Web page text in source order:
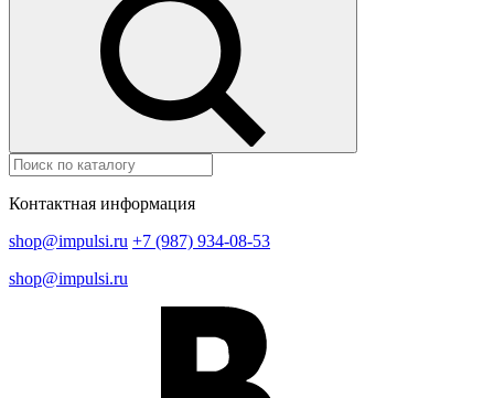
Контактная информация
shop@impulsi.ru +7 (987) 934-08-53
shop@impulsi.ru